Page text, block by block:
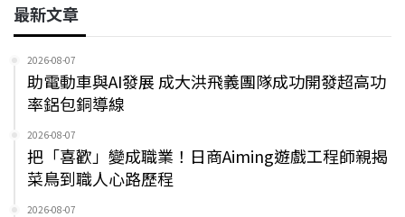
最新文章
2026-08-07
助電動車與AI發展 成大洪飛義團隊成功開發超高功
率鋁包銅導線
2026-08-07
把「喜歡」變成職業！日商Aiming遊戲工程師親揭
菜鳥到職人心路歷程
2026-08-07